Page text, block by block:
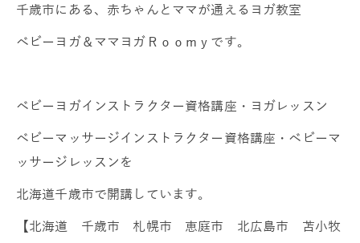
千歳市にある、赤ちゃんとママが通えるヨガ教室
ベビーヨガ＆ママヨガＲｏｏｍｙです。
ベビーヨガインストラクター資格講座・ヨガレッスン
ベビーマッサージインストラクター資格講座・ベビーマ
ッサージレッスンを
北海道千歳市で開講しています。
【北海道 千歳市 札幌市 恵庭市 北広島市 苫小牧